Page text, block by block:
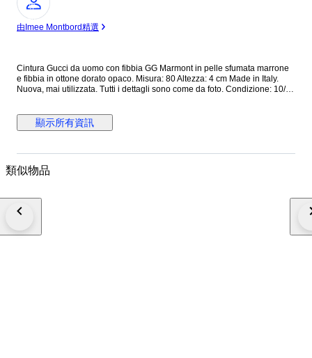
專
家
由Imee Montbord精選
Cintura Gucci da uomo con fibbia GG Marmont in pelle sfumata marrone
e fibbia in ottone dorato opaco. Misura: 80 Altezza: 4 cm Made in Italy.
Nuova, mai utilizzata. Tutti i dettagli sono come da foto. Condizione: 10/10
prodotti sono Originali al 100%. Si riceve quanto presente nelle fotografie
allegate. Nessun costo doganale per gli acquirenti UE. Spediamo in tutto
ore. N.B. Se necessiti di fattura, segnalalo nel momento in cui effettui il
顯示所有資訊
類似物品